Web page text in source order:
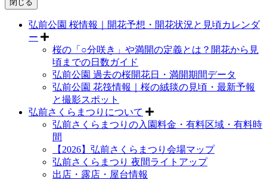
閉じる
弘前公園 桜情報｜開花予想・開花状況と見頃カレンダ
ー
桜の「○分咲き」や満開の定義とは？開花から見
頃までの日数ガイド
弘前公園 過去の桜開花日・満開期間データ
弘前公園 花筏情報｜桜の絨毯の見頃・最新予報
と撮影スポット
弘前さくらまつりについて
弘前さくらまつりの入園料金・有料区域・有料時
間
【2026】弘前さくらまつり会場マップ
弘前さくらまつり 夜間ライトアップ
出店・露店・屋台情報